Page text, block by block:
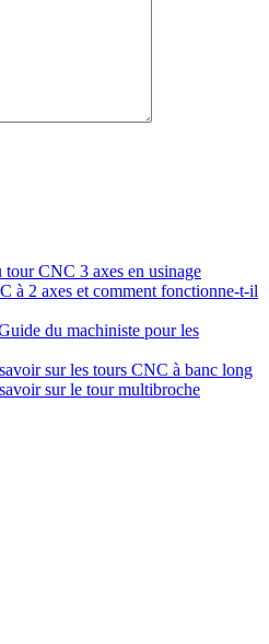
tour CNC 3 axes en usinage
à 2 axes et comment fonctionne-t-il
du machiniste pour les
sur les tours CNC à banc long
sur le tour multibroche